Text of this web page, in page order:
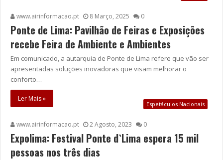
www.airinformacao.pt 8 Março, 2025 0
Ponte de Lima: Pavilhão de Feiras e Exposições
recebe Feira de Ambiente e Ambientes
Em comunicado, a autarquia de Ponte de Lima refere que vão ser
apresentadas soluções inovadoras que visam melhorar o
conforto…
Ler Mais »
Espetáculos Nacionais
www.airinformacao.pt 2 Agosto, 2023 0
Expolima: Festival Ponte d`Lima espera 15 mil
pessoas nos três dias